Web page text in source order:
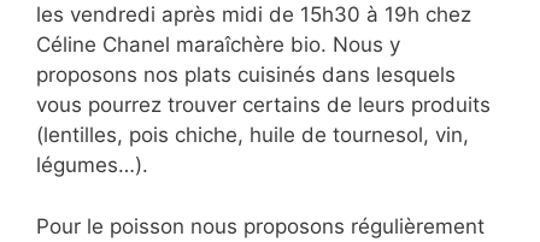
les vendredi après midi de 15h30 à 19h chez
Céline Chanel maraîchère bio. Nous y
proposons nos plats cuisinés dans lesquels
vous pourrez trouver certains de leurs produits
(lentilles, pois chiche, huile de tournesol, vin,
légumes…).
Pour le poisson nous proposons régulièrement